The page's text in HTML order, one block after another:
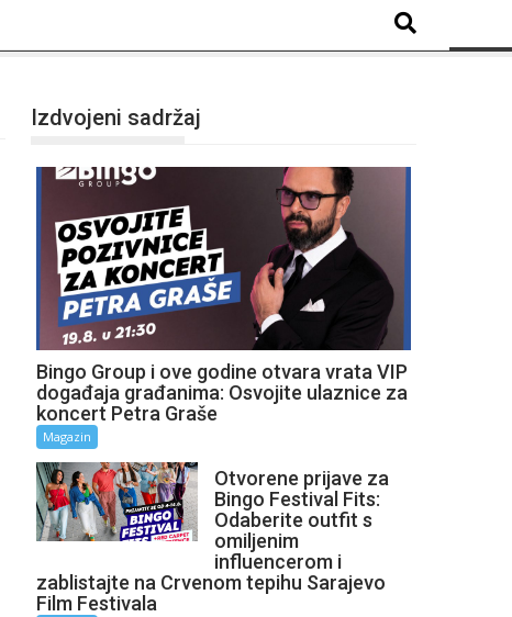
Izdvojeni sadržaj
Bingo Group i ove godine otvara vrata VIP
događaja građanima: Osvojite ulaznice za
koncert Petra Graše
Magazin
Otvorene prijave za
Bingo Festival Fits:
Odaberite outfit s
omiljenim
influencerom i
zablistajte na Crvenom tepihu Sarajevo
Film Festivala